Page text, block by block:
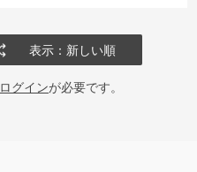
表示：新しい順
ログインが必要です。